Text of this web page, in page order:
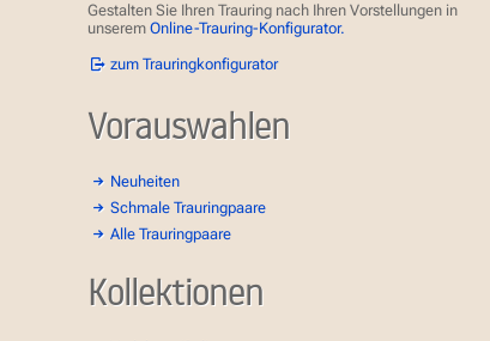
Gestalten Sie Ihren Trauring nach Ihren Vorstellungen in
unserem Online-Trauring-Konfigurator.
zum Trauringkonfigurator
Vorauswahlen
Neuheiten
Schmale Trauringpaare
Alle Trauringpaare
Kollektionen